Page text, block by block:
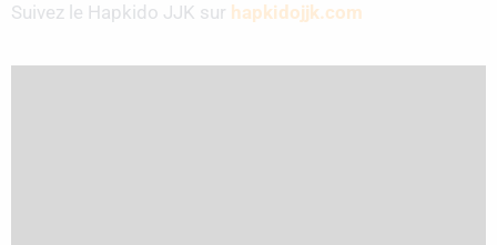
Suivez le Hapkido JJK sur hapkidojjk.com